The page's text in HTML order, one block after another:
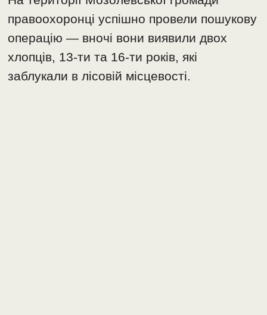
правоохоронці успішно провели пошукову
операцію — вночі вони виявили двох
хлопців, 13-ти та 16-ти років, які
заблукали в лісовій місцевості.